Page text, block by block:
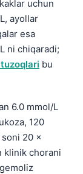
uchun
ayollar
esa
ni chiqaradi;
bu
6.0 mmol/L
120
20 ×
klinik chorani